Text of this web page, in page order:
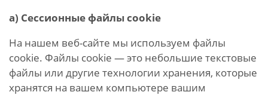
а) Сессионные файлы cookie
На нашем веб-сайте мы используем файлы
cookie. Файлы cookie — это небольшие текстовые
файлы или другие технологии хранения, которые
хранятся на вашем компьютере вашим